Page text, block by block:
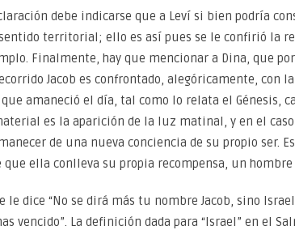
debe indicarse que a Leví si bien podría
territorial; ello es así pues se le confirió la
Finalmente, hay que mencionar a Dina, que
Jacob es confrontado, alegóricamente, con
amaneció el día, tal como lo relata el Génesis,
es la aparición de la luz matinal, y en el caso
de una nueva conciencia de su propio ser.
ella conlleva su propia recompensa, un hombre
le dice “No se dirá más tu nombre Jacob, sino
vencido”. La definición dada para “Israel” en el